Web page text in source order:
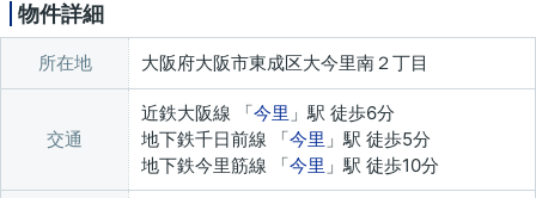
物件詳細
所在地 大阪府大阪市東成区大今里南２丁目
交通
近鉄大阪線 「今里 」駅 徒歩6分
地下鉄千日前線 「今里 」駅 徒歩5分
地下鉄今里筋線 「今里 」駅 徒歩10分